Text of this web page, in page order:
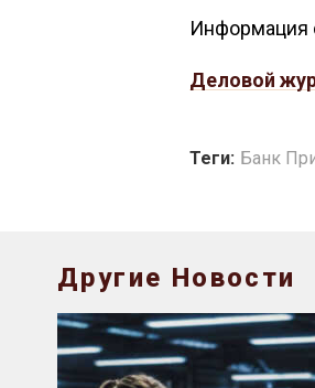
Информация
Деловой
Теги: Банк
Другие Новости